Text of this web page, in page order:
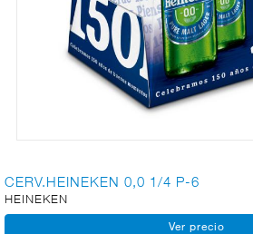
CERV.HEINEKEN 0,0 1/4 P-6
HEINEKEN